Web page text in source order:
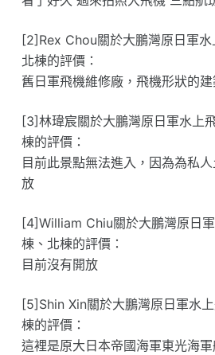
[2]Rex Chou關於大鵬灣原日軍水
北棟的評價：
舊日軍飛機維修廠，飛機形狀的建
[3]林瑋宸關於大鵬灣原日軍水上
棟的評價：
目前此景點無法進入，因為為私
放
[4]William Chiu關於大鵬灣原日
棟、北棟的評價：
目前沒有開放
[5]Shin Xin關於大鵬灣原日軍水
棟的評價：
這裡是原大日本帝國海軍東光海